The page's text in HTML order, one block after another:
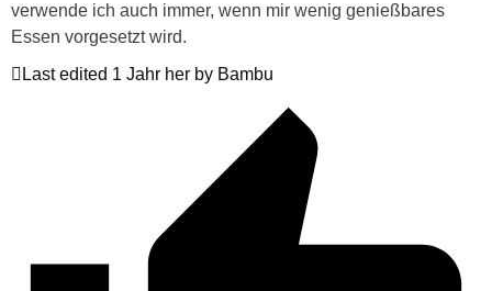
verwende ich auch immer, wenn mir wenig genießbares
Essen vorgesetzt wird.
Last edited 1 Jahr her by Bambu